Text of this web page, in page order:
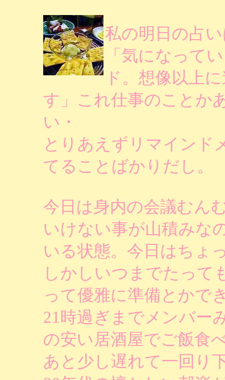
私の明日の占
「気になって
ド。想像以上
す」これ仕事のことか
い・
とりあえずリマインド
てることばかりだし。
今日は身内の会議むん
いけない事が山積みな
いる状態。今日はちょ
しかしいつまでたって
って優雅に準備とかで
21時過ぎまでメンバー
の安い居酒屋でご飯食
あと少し遅れて一回り